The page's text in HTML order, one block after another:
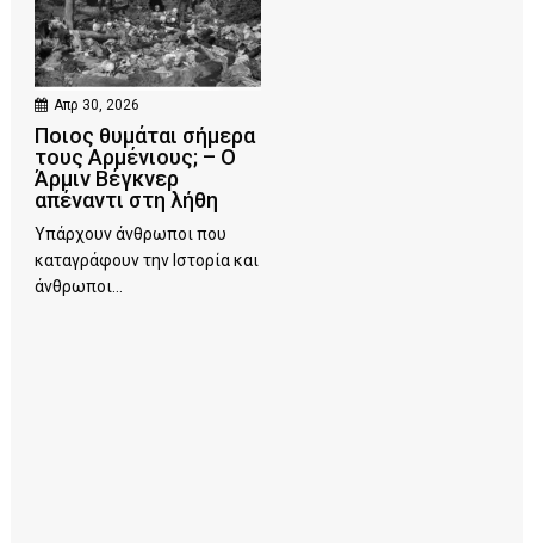
Απρ 30, 2026
Ποιος θυμάται σήμερα
τους Αρμένιους; – Ο
Άρμιν Βέγκνερ
απέναντι στη λήθη
Υπάρχουν άνθρωποι που
καταγράφουν την Ιστορία και
άνθρωποι...